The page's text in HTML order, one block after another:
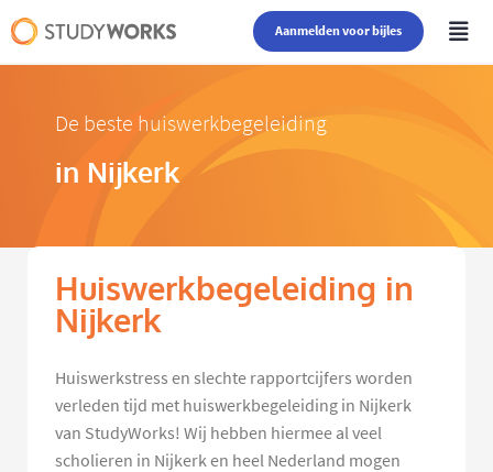
Aanmelden voor bijles
De beste huiswerkbegeleiding
in Nijkerk
Huiswerkbegeleiding in
Nijkerk
Huiswerkstress en slechte rapportcijfers worden
verleden tijd met huiswerkbegeleiding in Nijkerk
van StudyWorks! Wij hebben hiermee al veel
scholieren in Nijkerk en heel Nederland mogen